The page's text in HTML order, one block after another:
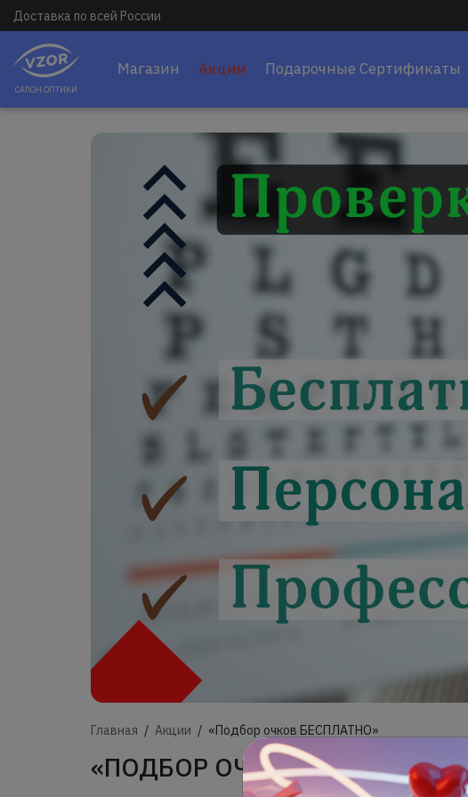
Доставка по всей России
САЛОН ОПТИКИ
Магазин Акции Подарочные Сертификаты
Главная Акции «Подбор очков БЕСПЛАТНО»
«ПОДБОР ОЧКОВ БЕСПЛАТНО»